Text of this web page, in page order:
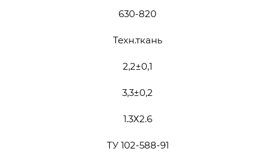
630-820
Техн.ткань
2,2±0,1
3,3±0,2
1.3Х2.6
ТУ 102-588-91